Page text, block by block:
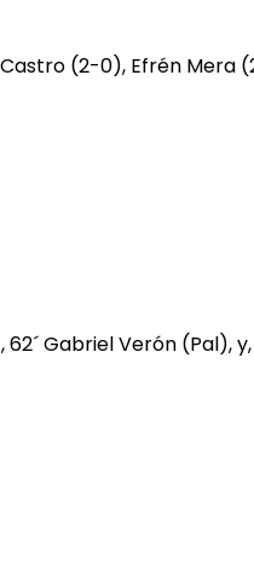
(2-0), Efrén
Gabriel Verón (Pal),